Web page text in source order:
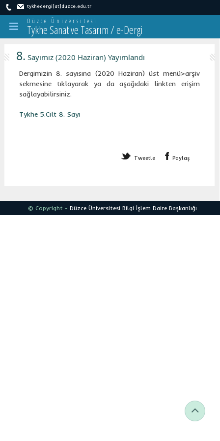
tykhedergi[at]duzce.edu.tr
Düzce Üniversitesi
Tykhe Sanat ve Tasarım / e-Dergi
8. Sayımız (2020 Haziran) Yayımlandı
Dergimizin 8. sayısına (2020 Haziran) üst menü>arşiv
sekmesine tıklayarak ya da aşağıdaki linkten erişim
sağlayabilirsiniz.
Tykhe 5.Cilt 8. Sayı
Tweetle Paylaş
© Copyright - Düzce Üniversitesi Bilgi İşlem Daire Başkanlığı